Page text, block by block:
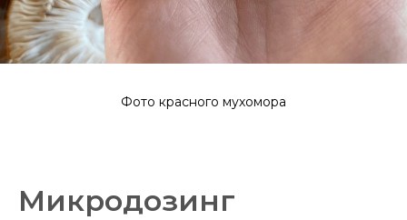
Фото красного мухомора
Микродозинг